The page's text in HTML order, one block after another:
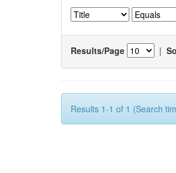
Results/Page |
Results 1-1 of 1 (Search